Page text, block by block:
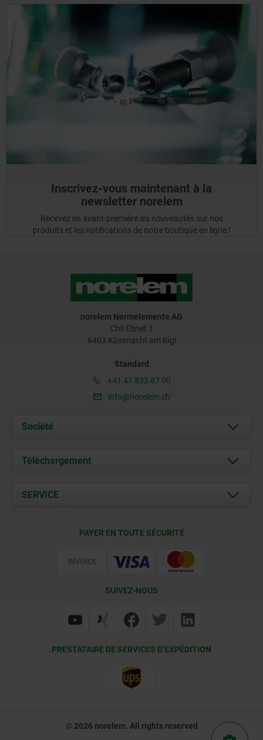
Inscrivez-vous maintenant à la
newsletter norelem
Recevez en avant-première les nouveautés sur nos
produits et les notifications de notre boutique en ligne !
norelem Normelemente AG
Chli Ebnet 1
6403 Küssnacht am Rigi
Standard
+41 41 833 87 00
info@norelem.ch
Société
À propos de nous
Contact
Téléchargement
Documents
SERVICE
PAYER EN TOUTE SÉCURITÉ
SUIVEZ-NOUS
PRESTATAIRE DE SERVICES D’EXPÉDITION
© 2026 norelem. All rights reserved